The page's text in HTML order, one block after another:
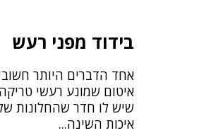
בידוד מפני רעש
אחד הדברים היותר
איטום שמונע רעשי
שיש לו חדר שהחלונות
איכות השינה...